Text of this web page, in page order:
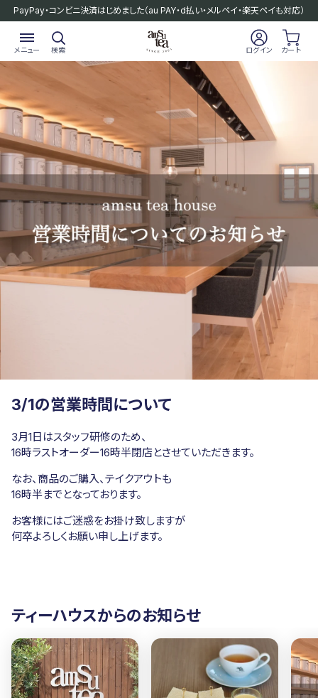
PayPay・コンビニ決済はじめました（au PAY・d払い・メルペイ・楽天ペイも対応）
メニュー 検索 ログイン カート
3/1の営業時間について
3月1日はスタッフ研修のため、
16時ラストオーダー16時半閉店とさせていただきます。
なお、商品のご購入、テイクアウトも
16時半までとなっております。
お客様にはご迷惑をお掛け致しますが
何卒よろしくお願い申し上げます。
ティーハウスからのお知らせ